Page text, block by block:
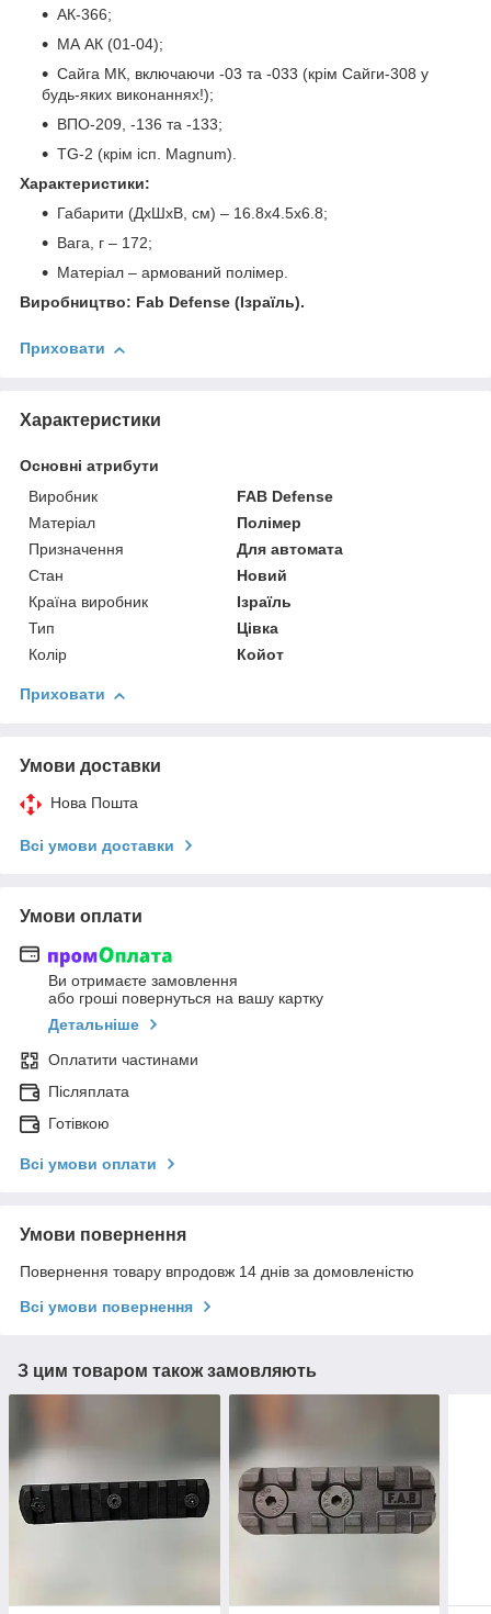
АК-366;
МА АК (01-04);
Сайга МК, включаючи -03 та -033 (крім Сайги-308 у
будь-яких виконаннях!);
ВПО-209, -136 та -133;
TG-2 (крім ісп. Magnum).
Характеристики:
Габарити (ДхШхВ, см) – 16.8х4.5х6.8;
Вага, г – 172;
Матеріал – армований полімер.
Виробництво: Fab Defense (Ізраїль).
Приховати
Характеристики
Основні атрибути
Виробник
FAB Defense
Матеріал
Полімер
Призначення
Для автомата
Стан
Новий
Країна виробник
Ізраїль
Тип
Цівка
Колір
Койот
Приховати
Умови доставки
Нова Пошта
Всі умови доставки
Умови оплати
Ви отримаєте замовлення
або гроші повернуться на вашу картку
Детальніше
Оплатити частинами
Післяплата
Готівкою
Всі умови оплати
Умови повернення
Повернення товару впродовж 14 днів за домовленістю
Всі умови повернення
З цим товаром також замовляють